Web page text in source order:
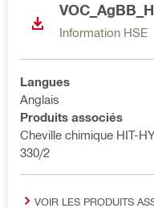
Information HSE
Langues
Anglais
Produits associés
Cheville chimique HIT-
330/2
VOIR LES PRODUITS